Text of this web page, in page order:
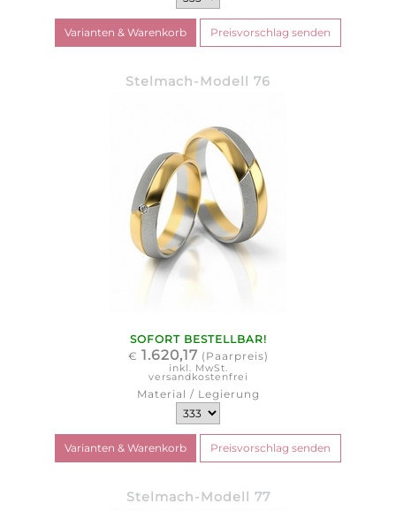
Stelmach-Modell 76
SOFORT BESTELLBAR!
€ 1.620,17 (Paarpreis)
inkl. MwSt.
versandkostenfrei
Material / Legierung
Stelmach-Modell 77